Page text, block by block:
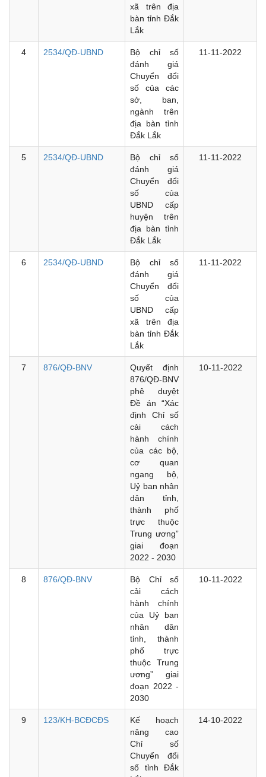
xã trên địa
bàn tỉnh Đắk
Lắk
4 2534/QĐ-UBND
Bộ chỉ số
đánh giá
Chuyển đổi
số của các
sở, ban,
ngành trên
địa bàn tỉnh
Đắk Lắk
11-11-2022
5 2534/QĐ-UBND
Bộ chỉ số
đánh giá
Chuyển đổi
số của
UBND cấp
huyện trên
địa bàn tỉnh
Đắk Lắk
11-11-2022
6 2534/QĐ-UBND
Bộ chỉ số
đánh giá
Chuyển đổi
số của
UBND cấp
xã trên địa
bàn tỉnh Đắk
Lắk
11-11-2022
7 876/QĐ-BNV
Quyết định
876/QĐ-BNV
phê duyệt
Đề án “Xác
định Chỉ số
cải cách
hành chính
của các bộ,
cơ quan
ngang bộ,
Uỷ ban nhân
dân tỉnh,
thành phố
trực thuộc
Trung ương”
giai đoạn
2022 - 2030
10-11-2022
8 876/QĐ-BNV
Bộ Chỉ số
cải cách
hành chính
của Uỷ ban
nhân dân
tỉnh, thành
phố trực
thuộc Trung
ương” giai
đoạn 2022 -
2030
10-11-2022
9 123/KH-BCĐCĐS
Kế hoạch
nâng cao
Chỉ số
Chuyển đổi
số tỉnh Đắk
14-10-2022